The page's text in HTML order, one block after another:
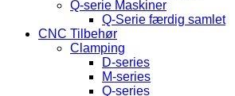
Q-serie Maskiner
Q-Serie færdig samlet
CNC Tilbehør
Clamping
D-series
M-series
Q-series